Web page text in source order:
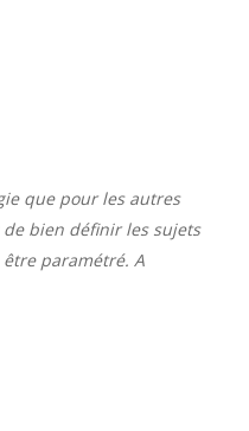
que pour les autres
bien définir les sujets
paramétré. A